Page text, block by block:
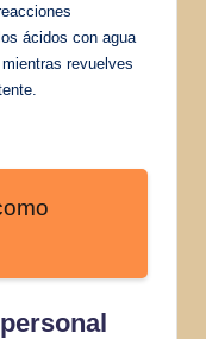
ácidos con agua
revuelves